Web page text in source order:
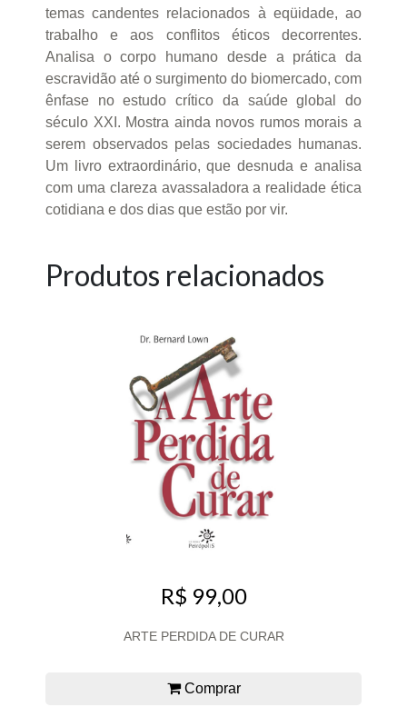
temas candentes relacionados à eqüidade, ao
trabalho e aos conflitos éticos decorrentes.
Analisa o corpo humano desde a prática da
escravidão até o surgimento do biomercado, com
ênfase no estudo crítico da saúde global do
século XXI. Mostra ainda novos rumos morais a
serem observados pelas sociedades humanas.
Um livro extraordinário, que desnuda e analisa
com uma clareza avassaladora a realidade ética
cotidiana e dos dias que estão por vir.
Produtos relacionados
R$ 99,00
ARTE PERDIDA DE CURAR
Comprar